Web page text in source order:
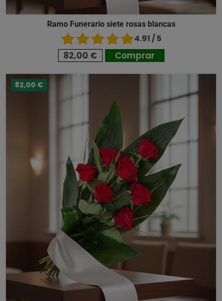
Ramo Funerario siete rosas blancas
4.91 / 5
82,00 € Comprar
82,00 €